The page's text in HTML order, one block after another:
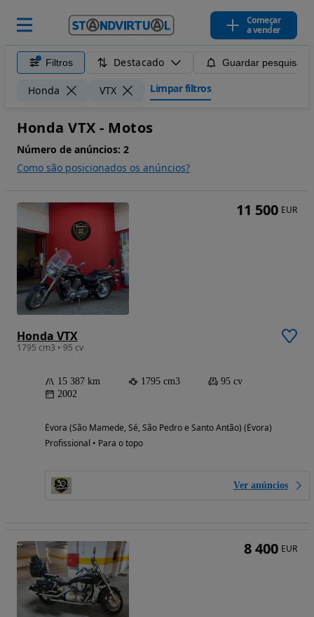
Começar
a vender
Filtros Destacado Guardar pesquisa
Honda VTX Limpar filtros
Honda VTX - Motos
Número de anúncios: 2
Como são posicionados os anúncios?
Honda VTX
1795 cm3 • 95 cv
15 387 km 1795 cm3
95 cv
2002
Évora (São Mamede, Sé, São Pedro e Santo Antão) (Évora)
Profissional • Para o topo
Ver anúncios
11 500 EUR
8 400 EUR